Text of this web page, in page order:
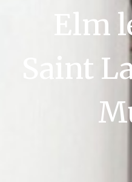
Elm
Saint